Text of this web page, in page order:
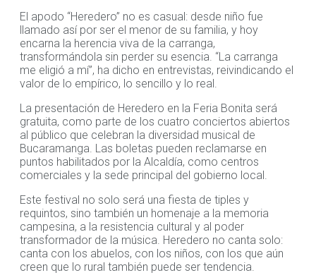
El apodo “Heredero” no es casual: desde niño fue
llamado así por ser el menor de su familia, y hoy
encarna la herencia viva de la carranga,
transformándola sin perder su esencia. “La carranga
me eligió a mí”, ha dicho en entrevistas, reivindicando el
valor de lo empírico, lo sencillo y lo real.
La presentación de Heredero en la Feria Bonita será
gratuita, como parte de los cuatro conciertos abiertos
al público que celebran la diversidad musical de
Bucaramanga. Las boletas pueden reclamarse en
puntos habilitados por la Alcaldía, como centros
comerciales y la sede principal del gobierno local.
Este festival no solo será una fiesta de tiples y
requintos, sino también un homenaje a la memoria
campesina, a la resistencia cultural y al poder
transformador de la música. Heredero no canta solo:
canta con los abuelos, con los niños, con los que aún
creen que lo rural también puede ser tendencia.